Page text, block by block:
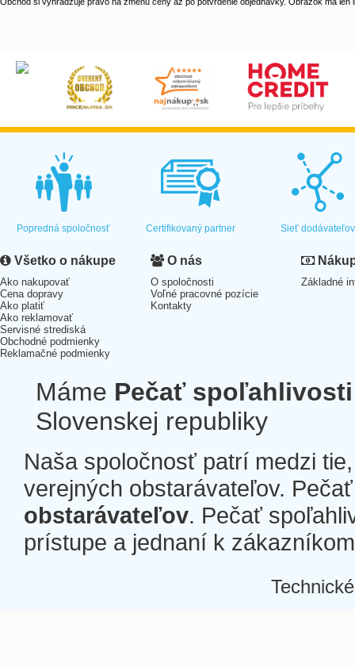
Popredná spoločnosť Certifikovaný partner Sieť dodávateľov
Všetko o nákupe
Ako nakupovať
Cena dopravy
Ako platiť
Ako reklamovať
Servisné strediská
Obchodné podmienky
Reklamačné podmienky
O nás
O spoločnosti
Voľné pracovné pozície
Kontakty
Základné
Máme Pečať spoľahlivosti
Slovenskej republiky
Naša spoločnosť patrí medzi
verejných obstarávateľov.
obstarávateľov. Pečať
prístupe a jednaní k